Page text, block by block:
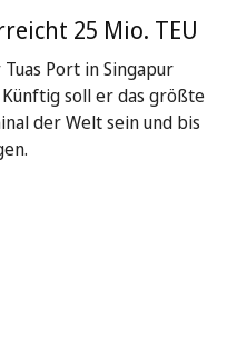
25 Mio. TEU
Port in Singapur
soll er das größte
der Welt sein und bis